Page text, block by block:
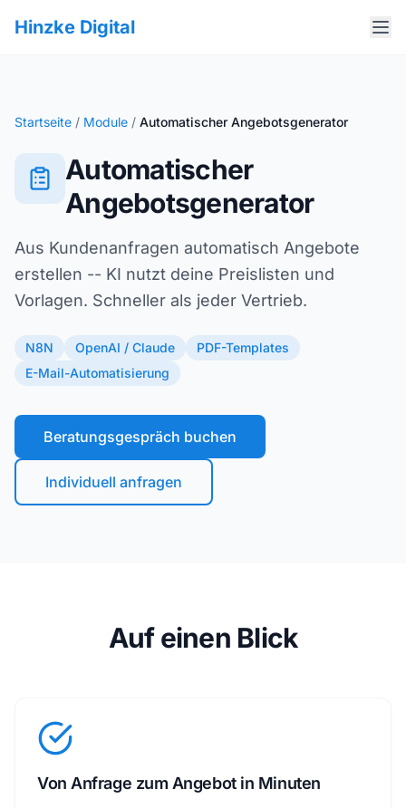
Hinzke Digital
Startseite / Module / Automatischer Angebotsgenerator
Automatischer
Angebotsgenerator
Aus Kundenanfragen automatisch Angebote
erstellen -- KI nutzt deine Preislisten und
Vorlagen. Schneller als jeder Vertrieb.
N8N OpenAI / Claude
PDF-Templates
E-Mail-Automatisierung
Beratungsgespräch buchen
Individuell anfragen
Auf einen Blick
Von Anfrage zum Angebot in Minuten